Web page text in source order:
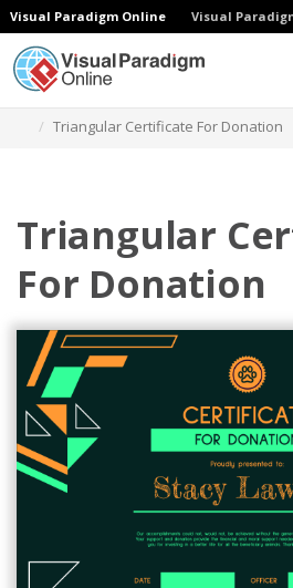
Visual Paradigm Online Visual
Triangular Certificate For Donation
Triangular
For Donation